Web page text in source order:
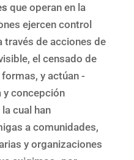
que operan en la
ejercen control
de acciones de
el censado de
y actúan -
y concepción
cual han
a comunidades,
y organizaciones